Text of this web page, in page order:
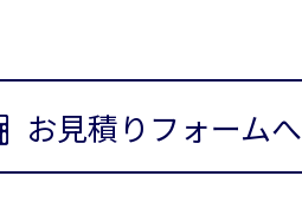
お見積りフォームへ